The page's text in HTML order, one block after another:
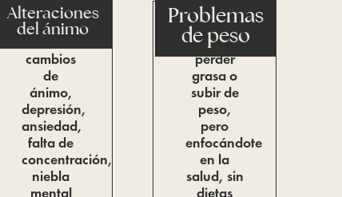
Alteraciones
del ánimo
cambios
de
ánimo,
depresión,
ansiedad,
falta de
concentración,
niebla
mental
Problemas
de peso
Quieres
perder
grasa o
subir de
peso,
pero
enfocándote
en la
salud, sin
dietas